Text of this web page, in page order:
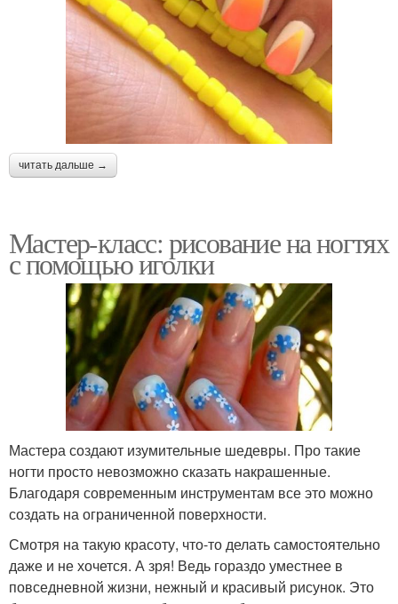
читать дальше →
Мастер-класс: рисование на ногтях
с помощью иголки
Мастера создают изумительные шедевры. Про такие
ногти просто невозможно сказать накрашенные.
Благодаря современным инструментам все это можно
создать на ограниченной поверхности.
Смотря на такую красоту, что-то делать самостоятельно
даже и не хочется. А зря! Ведь гораздо уместнее в
повседневной жизни, нежный и красивый рисунок. Это